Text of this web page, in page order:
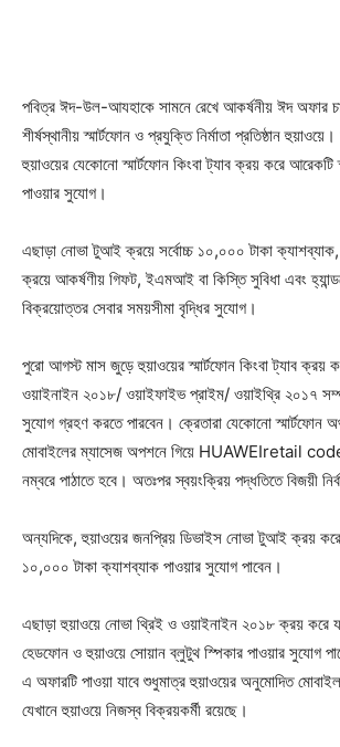
পবিত্র ঈদ-উল-আযহাকে সামনে রেখে আকর্ষনীয় ঈদ অফার
শীর্ষস্থানীয় স্মার্টফোন ও প্রযুক্তি নির্মাতা প্রতিষ্ঠান
হুয়াওয়ের যেকোনো স্মার্টফোন কিংবা ট্যাব ক্রয় করে আরেকটি
পাওয়ার সুযোগ।
এছাড়া নোভা টুআই ক্রয়ে সর্বোচ্চ ১০,০০০ টাকা ক্যাশব্যাক,
ক্রয়ে আকর্ষণীয় গিফট, ইএমআই বা কিস্তি সুবিধা এবং
বিক্রয়োত্তর সেবার সময়সীমা বৃদ্ধির সুযোগ।
পুরো আগস্ট মাস জুড়ে হুয়াওয়ের স্মার্টফোন কিংবা ট্যাব ক্রয়
ওয়াইনাইন ২০১৮/ ওয়াইফাইভ প্রাইম/ ওয়াইথ্রি ২০১৭
সুযোগ গ্রহণ করতে পারবেন। ক্রেতারা যেকোনো স্মার্টফোন
মোবাইলের ম্যাসেজ অপশনে গিয়ে HUAWEIretail
নম্বরে পাঠাতে হবে। অতঃপর স্বয়ংক্রিয় পদ্ধতিতে বিজয়ী
অন্যদিকে, হুয়াওয়ের জনপ্রিয় ডিভাইস নোভা টুআই ক্রয় করে
১০,০০০ টাকা ক্যাশব্যাক পাওয়ার সুযোগ পাবেন।
এছাড়া হুয়াওয়ে নোভা থ্রিই ও ওয়াইনাইন ২০১৮ ক্রয় করে
হেডফোন ও হুয়াওয়ে সোয়ান ব্লুটুথ স্পিকার পাওয়ার সুযোগ
এ অফারটি পাওয়া যাবে শুধুমাত্র হুয়াওয়ের অনুমোদিত
যেখানে হুয়াওয়ে নিজস্ব বিক্রয়কর্মী রয়েছে।